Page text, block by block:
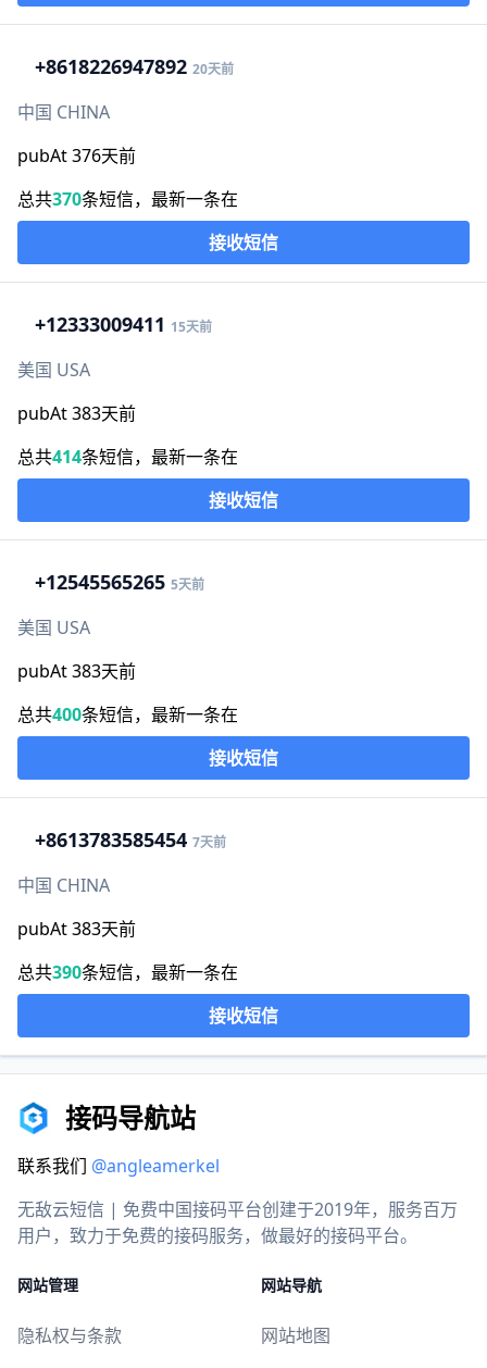
+8618226947892 20天前
中国 CHINA
pubAt 376天前
总共370条短信，最新一条在
接收短信
+12333009411 15天前
美国 USA
pubAt 383天前
总共414条短信，最新一条在
接收短信
+12545565265 5天前
美国 USA
pubAt 383天前
总共400条短信，最新一条在
接收短信
+8613783585454 7天前
中国 CHINA
pubAt 383天前
总共390条短信，最新一条在
接收短信
接码导航站
联系我们 @angleamerkel
无敌云短信 | 免费中国接码平台创建于2019年，服务百万
用户，致力于免费的接码服务，做最好的接码平台。
网站管理
隐私权与条款
网站导航
网站地图